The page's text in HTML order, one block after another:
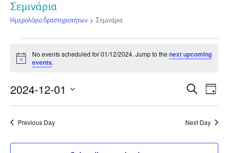
Σεμινάρια
Ημερολόγιο δραστηριοτήτων Σεμινάρια
Ημερολόγιο
δραστηριοτήτων
for
Notice
No events scheduled for 01/12/2024. Jump to thenext upcoming
events.
Αναζήτηση
Day
2024-12-01
Select
date.Previous Day Next Day